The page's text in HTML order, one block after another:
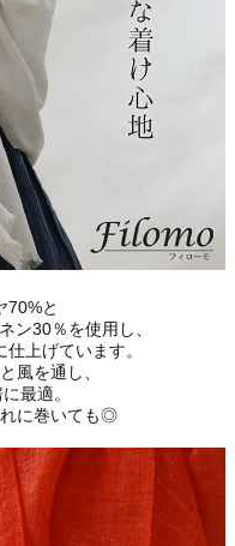
70%と
ン30％を使用し、
上げています。
風を通し、
最適。
に巻いても◎